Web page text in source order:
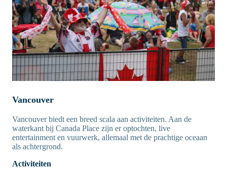
Vancouver
Vancouver biedt een breed scala aan activiteiten. Aan de
waterkant bij Canada Place zijn er optochten, live
entertainment en vuurwerk, allemaal met de prachtige oceaan
als achtergrond.
Activiteiten